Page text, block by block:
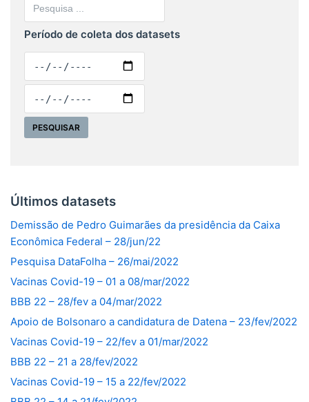
Período de coleta dos datasets
Últimos datasets
Demissão de Pedro Guimarães da presidência da Caixa
Econômica Federal – 28/jun/22
Pesquisa DataFolha – 26/mai/2022
Vacinas Covid-19 – 01 a 08/mar/2022
BBB 22 – 28/fev a 04/mar/2022
Apoio de Bolsonaro a candidatura de Datena – 23/fev/2022
Vacinas Covid-19 – 22/fev a 01/mar/2022
BBB 22 – 21 a 28/fev/2022
Vacinas Covid-19 – 15 a 22/fev/2022